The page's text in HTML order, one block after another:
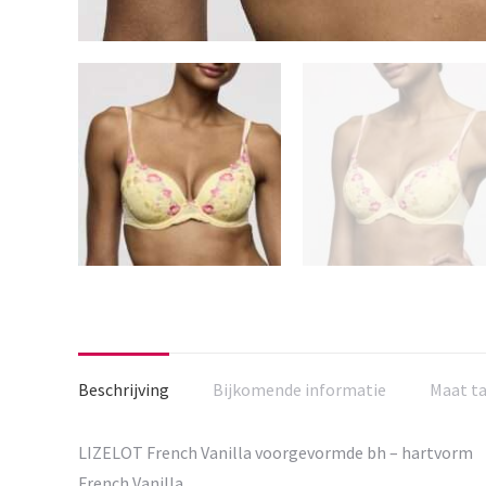
Beschrijving Bijkomende informatie Maat
LIZELOT French Vanilla voorgevormde bh – hartvorm